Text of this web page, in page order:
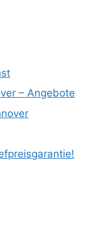
– Angebote